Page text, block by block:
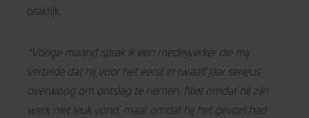
praktijk:
“Vorige maand sprak ik een medewerker die mij
vertelde dat hij voor het eerst in twaalf jaar serieus
overwoog om ontslag te nemen. Niet omdat hij zijn
werk niet leuk vond, maar omdat hij het gevoel had